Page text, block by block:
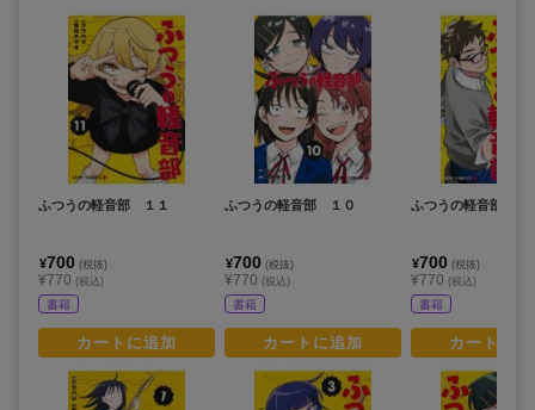
ふつうの軽音部 １１
¥700 (税抜)
¥770 (税込)
書籍
カートに追加
ふつうの軽音部 １０
¥700 (税抜)
¥770 (税込)
書籍
カートに追加
ふつうの軽音部 ９
¥700 (税抜)
¥770 (税込)
書籍
カートに